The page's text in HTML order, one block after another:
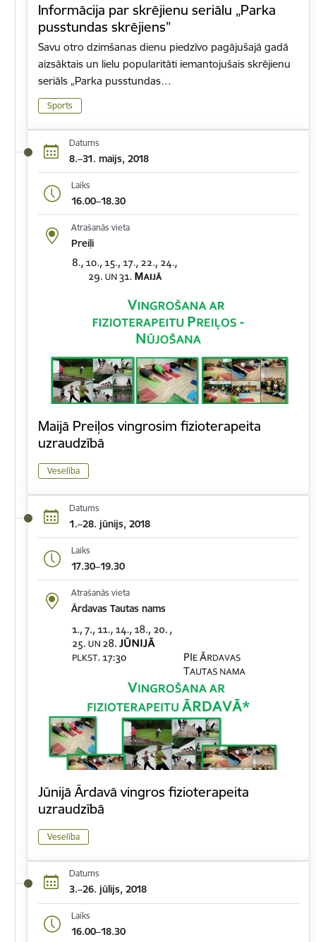
Informācija par skrējienu seriālu „Parka
pusstundas skrējiens”
Savu otro dzimšanas dienu piedzīvo pagājušajā gadā
aizsāktais un lielu popularitāti iemantojušais skrējienu
seriāls „Parka pusstundas…
Sports
Datums
8.–31. maijs, 2018
Laiks
16.00–18.30
Atrašanās vieta
Preiļi
Maijā Preiļos vingrosim fizioterapeita
uzraudzībā
Veselība
Datums
1.–28. jūnijs, 2018
Laiks
17.30–19.30
Atrašanās vieta
Ārdavas Tautas nams
Jūnijā Ārdavā vingros fizioterapeita
uzraudzībā
Veselība
Datums
3.–26. jūlijs, 2018
Laiks
16.00–18.30